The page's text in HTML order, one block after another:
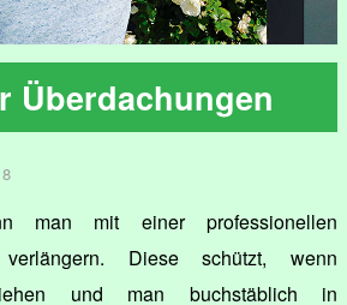
Überdachungen
man mit einer professionellen
Diese schützt, wenn
und man buchstäblich in